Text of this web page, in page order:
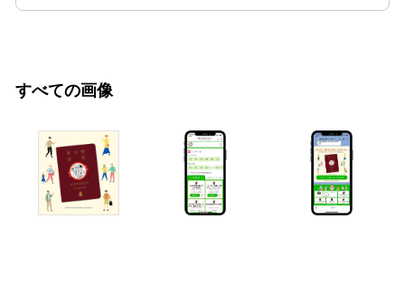
すべての画像